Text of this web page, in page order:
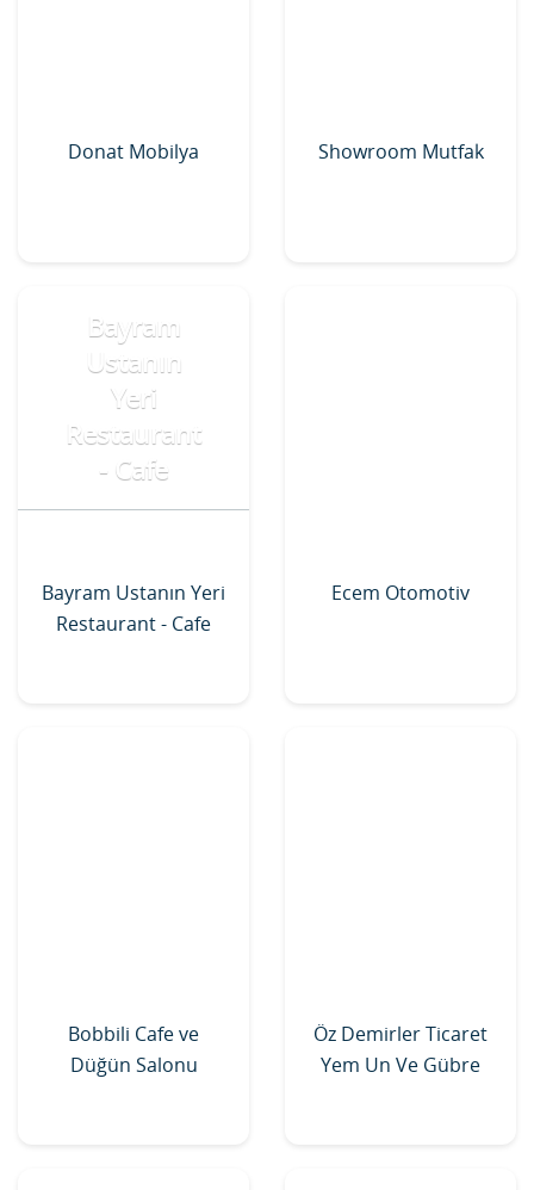
Donat Mobilya Showroom Mutfak
Bayram
Ustanın
Yeri
Restaurant
- Cafe
Bayram Ustanın Yeri
Restaurant - Cafe
Ecem Otomotiv
Bobbili Cafe ve
Düğün Salonu
Öz Demirler Ticaret
Yem Un Ve Gübre